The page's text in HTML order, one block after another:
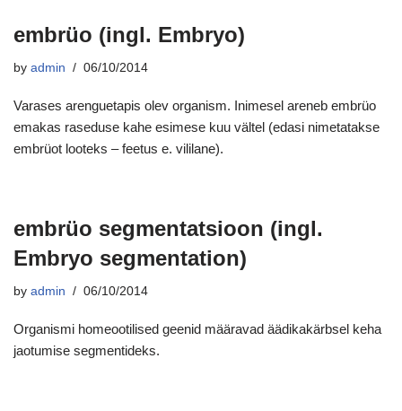
embrüo (ingl. Embryo)
by admin 06/10/2014
Varases arenguetapis olev organism. Inimesel areneb embrüo
emakas raseduse kahe esimese kuu vältel (edasi nimetatakse
embrüot looteks – feetus e. vililane).
embrüo segmentatsioon (ingl.
Embryo segmentation)
by admin 06/10/2014
Organismi homeootilised geenid määravad äädikakärbsel keha
jaotumise segmentideks.